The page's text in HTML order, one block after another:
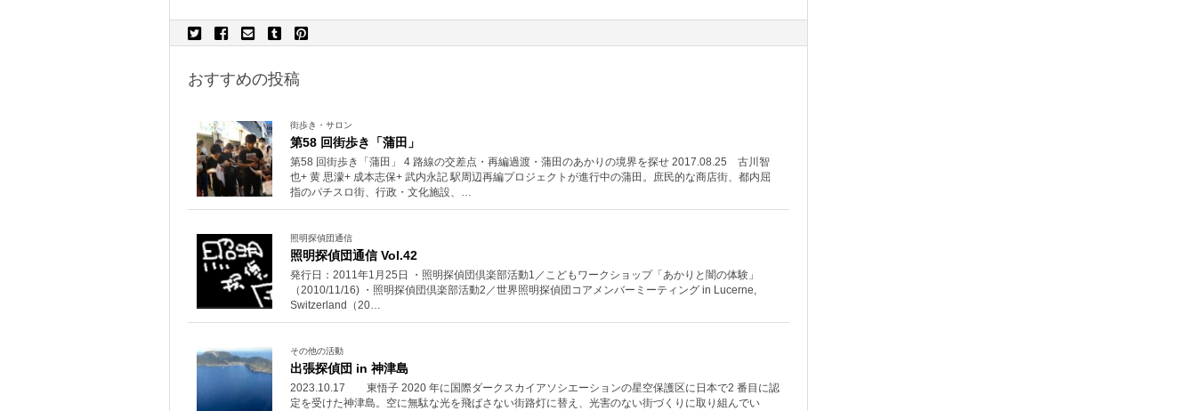
おすすめの投稿
街歩き・サロン
第58 回街歩き「蒲田」
第58 回街歩き「蒲田」 4 路線の交差点・再編過渡・蒲田のあかりの境界を探せ 2017.08.25 古川智
也+ 黄 思濛+ 成本志保+ 武内永記 駅周辺再編プロジェクトが進行中の蒲田。庶民的な商店街、都内屈
指のパチスロ街、行政・文化施設、…
照明探偵団通信
照明探偵団通信 Vol.42
発行日：2011年1月25日 ・照明探偵団倶楽部活動1／こどもワークショップ「あかりと闇の体験」
（2010/11/16) ・照明探偵団倶楽部活動2／世界照明探偵団コアメンバーミーティング in Lucerne,
Switzerland（20…
その他の活動
出張探偵団 in 神津島
2023.10.17 東悟子 2020 年に国際ダークスカイアソシエーションの星空保護区に日本で2 番目に認
定を受けた神津島。空に無駄な光を飛ばさない街路灯に替え、光害のない街づくりに取り組んでい